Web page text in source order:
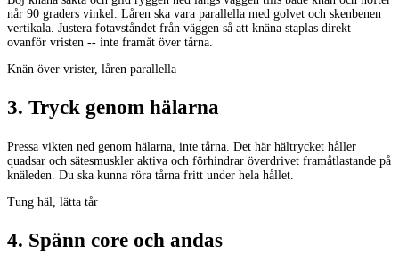
når 90 graders vinkel. Låren ska vara parallella med golvet och skenbenen
vertikala. Justera fotavståndet från väggen så att knäna staplas direkt
ovanför vristen -- inte framåt över tårna.
Knän över vrister, låren parallella
3. Tryck genom hälarna
Pressa vikten ned genom hälarna, inte tårna. Det här hältrycket håller
quadsar och sätesmuskler aktiva och förhindrar överdrivet framåtlastande på
knäleden. Du ska kunna röra tårna fritt under hela hållet.
Tung häl, lätta tår
4. Spänn core och andas